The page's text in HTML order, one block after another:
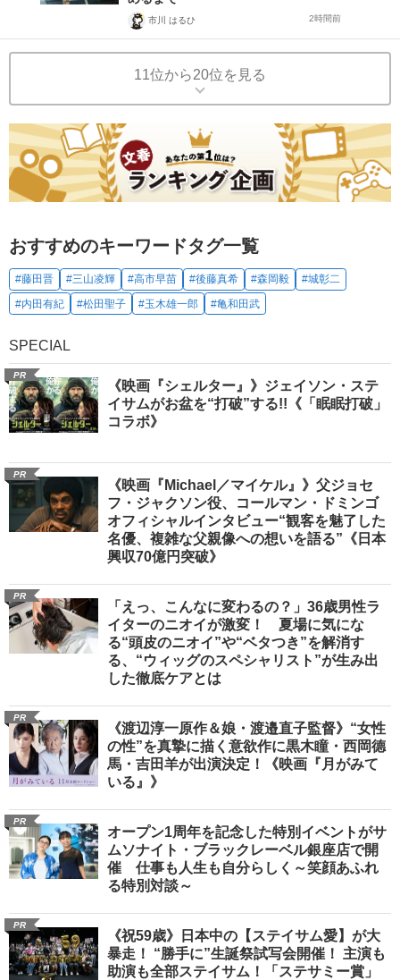
市川 はるひ 2時間前
11位から20位を見る
おすすめのキーワードタグ一覧
#藤田晋 #三山凌輝 #高市早苗 #後藤真希 #森岡毅
#城彰二
#内田有紀
#松田聖子 #玉木雄一郎 #亀和田武
SPECIAL
PR
《映画『シェルター』》ジェイソン・ステ
イサムがお盆を“打破”する!!《「眠眠打破」
コラボ》
PR
《映画『Michael／マイケル』》父ジョセ
フ・ジャクソン役、コールマン・ドミンゴ
オフィシャルインタビュー“観客を魅了した
名優、複雑な父親像への想いを語る”《日本
興収70億円突破》
PR
「えっ、こんなに変わるの？」36歳男性ラ
イターのニオイが激変！ 夏場に気にな
る“頭皮のニオイ”や“ベタつき”を解消す
る、“ウィッグのスペシャリスト”が生み出
した徹底ケアとは
PR
《渡辺淳一原作＆娘・渡邉直子監督》“女性
の性”を真摯に描く意欲作に黒木瞳・西岡德
馬・吉田羊が出演決定！《映画『月がみて
いる』》
PR
オープン1周年を記念した特別イベントがサ
ムソナイト・ブラックレーベル銀座店で開
催 仕事も人生も自分らしく～笑顔あふれ
る特別対談～
PR
《祝59歳》日本中の【ステイサム愛】が大
暴走！ “勝手に”生誕祭試写会開催！ 主演も
助演も全部ステイサム！「ステサミー賞」